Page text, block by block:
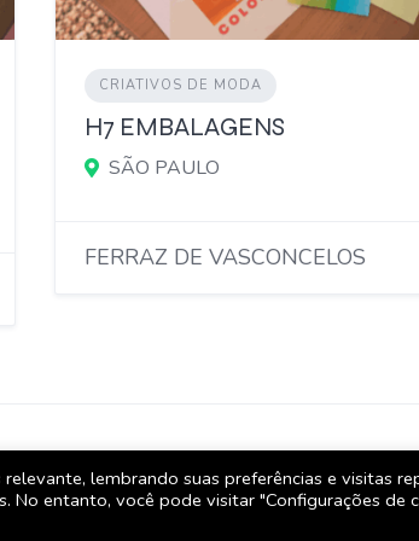
CRIATIVOS DE MODA
H7 EMBALAGENS
SÃO PAULO
FERRAZ DE VASCONCELOS
FORNECEDORES
lembrando suas preferências e visitas
No entanto, você pode visitar "Configurações de